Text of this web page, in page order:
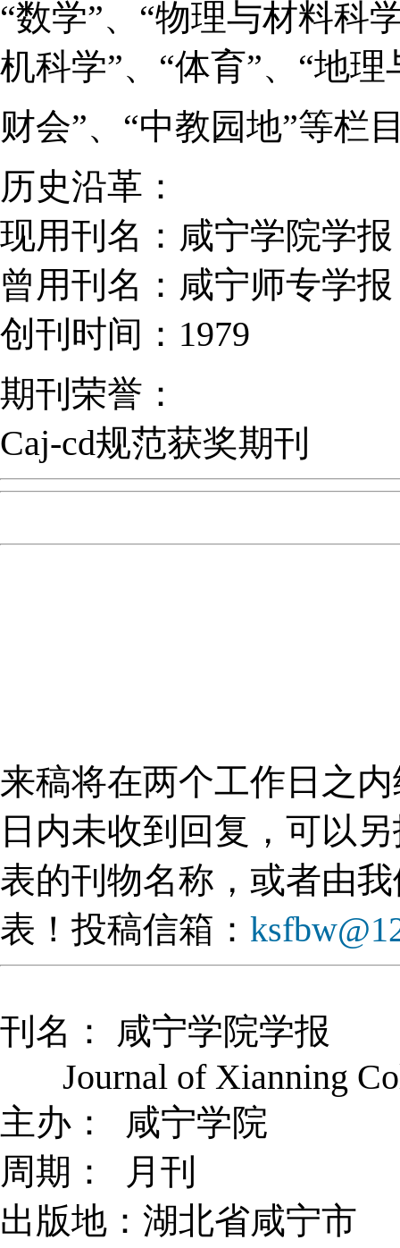
“数学”、“物理与材料科
机科学”、“体育”、“地理
财会”、“中教园地”等栏
历史沿革：
现用刊名：咸宁学院学报
曾用刊名：咸宁师专学报
创刊时间：1979
期刊荣誉：
Caj-cd规范获奖期刊
来稿将在两个工作日之
日内未收到回复，可以
表的刊物名称，或者由
表！投稿信箱：
刊名： 咸宁学院学报
Journal of Xianning
主办： 咸宁学院
周期： 月刊
出版地：湖北省咸宁市